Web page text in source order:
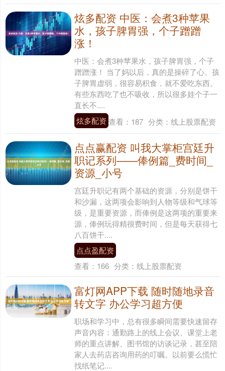
炫多配资 中医：会煮3种苹果
水，孩子脾胃强，个子蹭蹭
涨！
中医：会煮3种苹果水，孩子脾胃强，个子
蹭蹭涨！ 当了妈以后，真的是操碎了心。孩
子脾胃虚弱，很容易积食，就不爱吃东西。
有些东西吃了也不吸收，所以很多娃个子一
直长不....
炫多配资 查看： 187 分类： 线上股票配资
点点赢配资 叫我大掌柜宫廷升
职记系列——俸例篇_费时间_
资源_小号
宫廷升职记有两个基础的资源，分别是饼干
和沙漏，这两项会影响到人物等级和气球等
级，是重要资源，而俸例是这两项的重要来
源，俸例玩得精很费时间，但是每天获得七
八百饼干....
点点盈配资
查看： 166 分类： 线上股票配资
富灯网APP下载 随时随地录音
转文字 办公学习超方便
职场和学习中，总有很多瞬间需要快速留存
声音内容：通勤路上的线上会议、课堂上老
师的重点讲解、图书馆的访谈记录，甚至陪
家人去药店咨询用药的叮嘱。以前要么慌忙
找纸笔记....